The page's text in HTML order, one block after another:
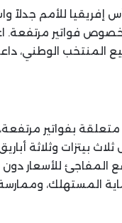
إفريقيا للأمم جدلاً
فواتير مرتفعة.
المنتخب الوطني،
بفواتير
الفاتورة 314 درهماً مقابل ثلاث
المفاجئ للأسعار
رقم 31.08 المتعلق بحماية